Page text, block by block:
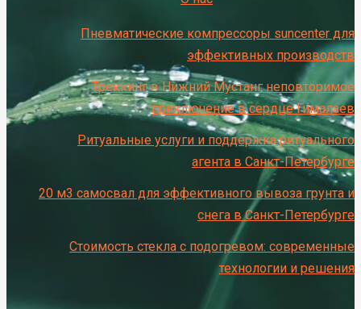
Пневматические компрессоры suncenter для
эффективных производств
Треккинг в Нижний Мустанг неповторимое
приключение в сердце Гималаев
Ритуальные услуги и поддержка ритуального
агента в Санкт-Петербурге
20 м3 самосвал для эффективного вывоза грунта и
снега в Санкт-Петербурге
Стоимость стекла с подогревом: современные
технологии и решения